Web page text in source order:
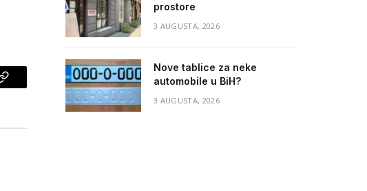
Copy
prostore
3 AUGUSTA, 2026
Nove tablice za neke
automobile u BiH?
3 AUGUSTA, 2026